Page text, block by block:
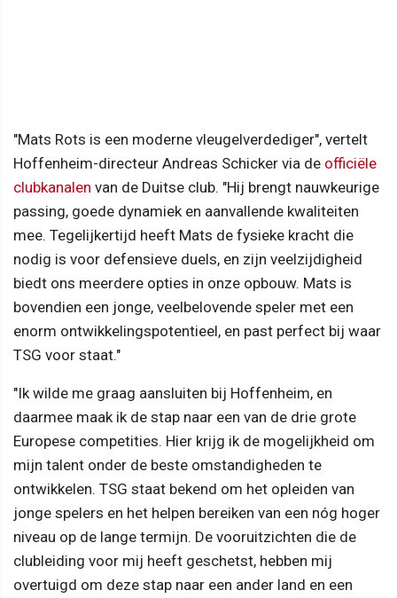
"Mats Rots is een moderne vleugelverdediger", vertelt
Hoffenheim-directeur Andreas Schicker via de officiële
clubkanalen van de Duitse club. "Hij brengt nauwkeurige
passing, goede dynamiek en aanvallende kwaliteiten
mee. Tegelijkertijd heeft Mats de fysieke kracht die
nodig is voor defensieve duels, en zijn veelzijdigheid
biedt ons meerdere opties in onze opbouw. Mats is
bovendien een jonge, veelbelovende speler met een
enorm ontwikkelingspotentieel, en past perfect bij waar
TSG voor staat."
"Ik wilde me graag aansluiten bij Hoffenheim, en
daarmee maak ik de stap naar een van de drie grote
Europese competities. Hier krijg ik de mogelijkheid om
mijn talent onder de beste omstandigheden te
ontwikkelen. TSG staat bekend om het opleiden van
jonge spelers en het helpen bereiken van een nóg hoger
niveau op de lange termijn. De vooruitzichten die de
clubleiding voor mij heeft geschetst, hebben mij
overtuigd om deze stap naar een ander land en een